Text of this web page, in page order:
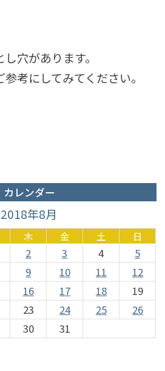
穴があります。
考にしてみてください。
カレンダー
2018年8月
木 金 土 日
2 3 4
5
9 10 11
12
16 17 18
19
23 24 25
26
30 31